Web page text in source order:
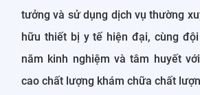
tưởng và sử dụng dịch vụ thường
hữu thiết bị y tế hiện đại, cùng
năm kinh nghiệm và tâm huyết
cao chất lượng khám chữa chất